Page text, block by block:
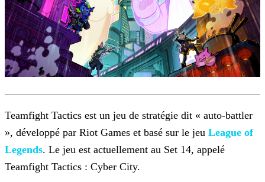
Teamfight Tactics est un jeu de stratégie dit « auto-battler
», développé par Riot Games et basé sur le jeu League of
Legends. Le jeu est actuellement au Set 14, appelé
Teamfight Tactics : Cyber City.